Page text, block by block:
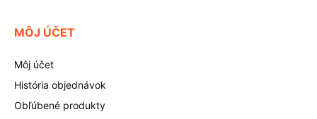
MÔJ ÚČET
Môj účet
História objednávok
Obľúbené produkty